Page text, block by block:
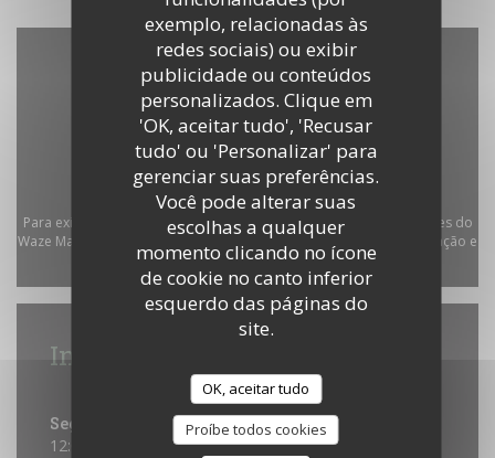
exemplo, relacionadas às
redes sociais) ou exibir
publicidade ou conteúdos
personalizados. Clique em
'OK, aceitar tudo', 'Recusar
tudo' ou 'Personalizar' para
gerenciar suas preferências.
Você pode alterar suas
escolhas a qualquer
momento clicando no ícone
de cookie no canto inferior
esquerdo das páginas do
site.
OK, aceitar tudo
Proíbe todos cookies
Para exibir o mapa interativo do Waze, você deve aceitar os cookies do
Waze Map (Google). Esses cookies podem coletar dados de navegação e
Informações gerais
Horário de abertura
Seg
12:00 - 14:30
18:30 - 23:00